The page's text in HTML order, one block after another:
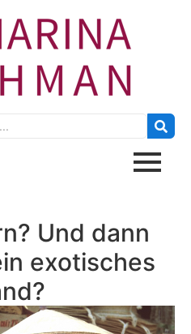
Und dann
exotisches